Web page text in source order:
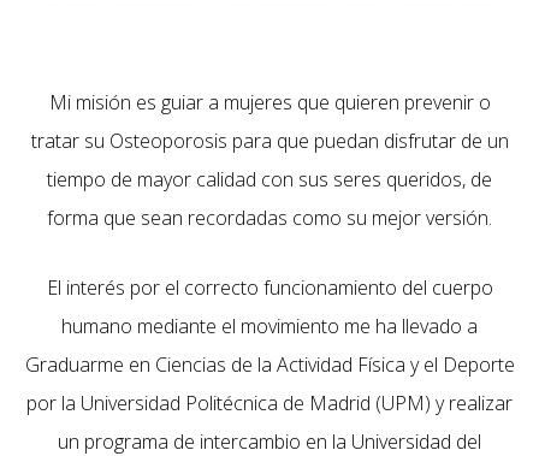
Mi misión es guiar a mujeres que quieren prevenir o
tratar su Osteoporosis para que puedan disfrutar de un
tiempo de mayor calidad con sus seres queridos, de
forma que sean recordadas como su mejor versión.
El interés por el correcto funcionamiento del cuerpo
humano mediante el movimiento me ha llevado a
Graduarme en Ciencias de la Actividad Física y el Deporte
por la Universidad Politécnica de Madrid (UPM) y realizar
un programa de intercambio en la Universidad del